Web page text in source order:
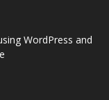
WordPress and